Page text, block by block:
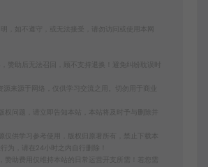
明，如不遵守，或无法接受，请勿访问或使用本网
赞助后无法召回，顾不支持退换！避免纠纷耽误时
源来源于网络，仅供学习交流之用。切勿用于商业
权问题，请立即告知本站，本站将及时予与删除并
仅供学习参考使用，版权归原著所有，禁止下载本
为，请在24小时之内自行删除！
赞助费用仅维持本站的日常运营开支所需！若您需